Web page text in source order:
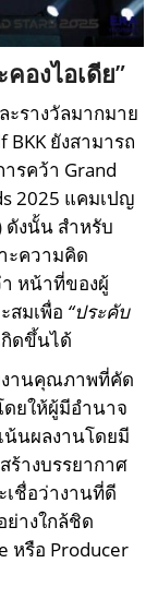
องไอเดีย”
ะรางวัลมากมาย
ยังสามารถ
รคว้า Grand
2025 แคมเปญ
ดังนั้น สำหรับ
ะความคิด
หน้าที่ของผู้
สมเพื่อ “ประคับ
กิดขึ้นได้
งานคุณภาพที่คัด
ดยให้ผู้มีอำนาจ
น้นผลงานโดยมี
ร้างบรรยากาศ
ชื่อว่างานที่ดี
างใกล้ชิด
หรือ Producer